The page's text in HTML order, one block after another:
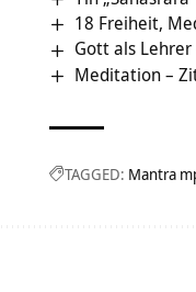
18 Freiheit,
Gott als
Meditation –
TAGGED: Mantra